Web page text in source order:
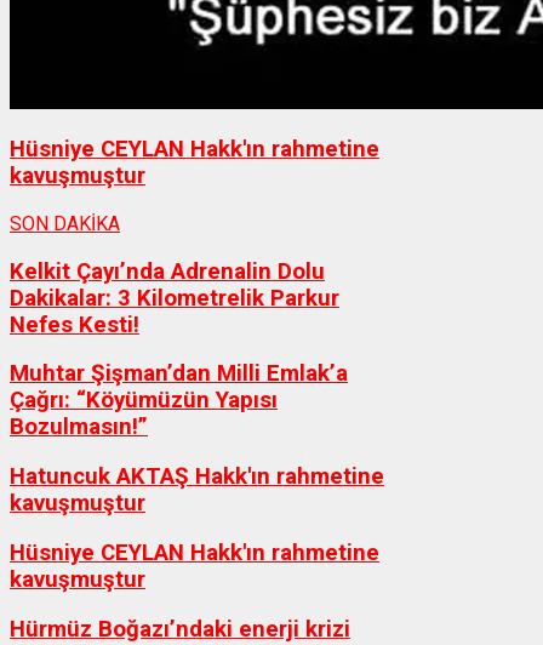
Hüsniye CEYLAN Hakk'ın rahmetine
kavuşmuştur
SON DAKİKA
Kelkit Çayı’nda Adrenalin Dolu
Dakikalar: 3 Kilometrelik Parkur
Nefes Kesti!
Muhtar Şişman’dan Milli Emlak’a
Çağrı: “Köyümüzün Yapısı
Bozulmasın!”
Hatuncuk AKTAŞ Hakk'ın rahmetine
kavuşmuştur
Hüsniye CEYLAN Hakk'ın rahmetine
kavuşmuştur
Hürmüz Boğazı’ndaki enerji krizi